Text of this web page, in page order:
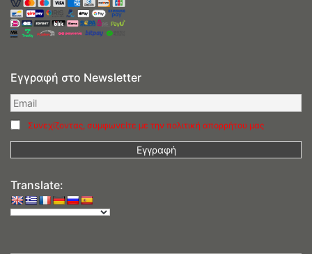
Εγγραφή στο Newsletter
Συνεχίζοντας, συμφωνείτε με την πολιτική απορρήτου μας
Translate: